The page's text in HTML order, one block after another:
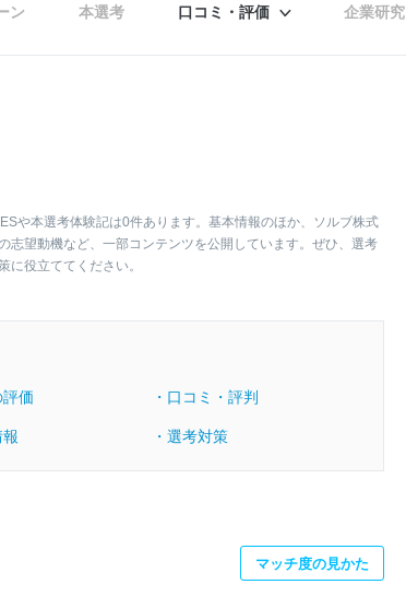
ン 本選考 口コミ・評価 企業研究
や本選考体験記は0件あります。基本情報のほか、ソルブ株式
望動機など、一部コンテンツを公開しています。ぜひ、選考
役立ててください。
評価 ・口コミ・評判
報 ・選考対策
マッチ度の見かた